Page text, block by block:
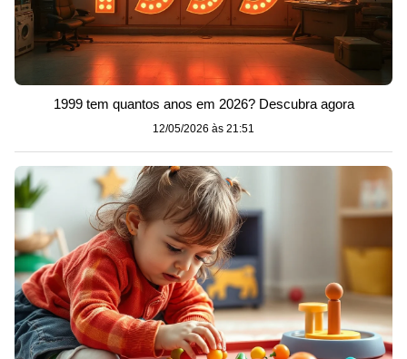
1999 tem quantos anos em 2026? Descubra agora
12/05/2026 às 21:51